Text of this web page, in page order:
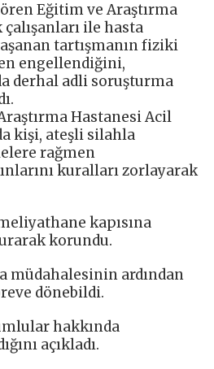
Eğitim ve Araştırma
ile hasta
tartışmanın fiziki
engellendiğini,
derhal adli soruşturma
Hastanesi Acil
kişi, ateşli silahla
rağmen
kuralları zorlayarak
kapısına
korundu.
müdahalesinin ardından
dönebildi.
hakkında
açıkladı.